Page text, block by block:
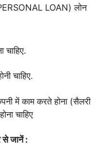
LOAN) लोन
चाहिए.
चाहिए.
में काम करते होना (सैलरी
चाहिए
से जानें :